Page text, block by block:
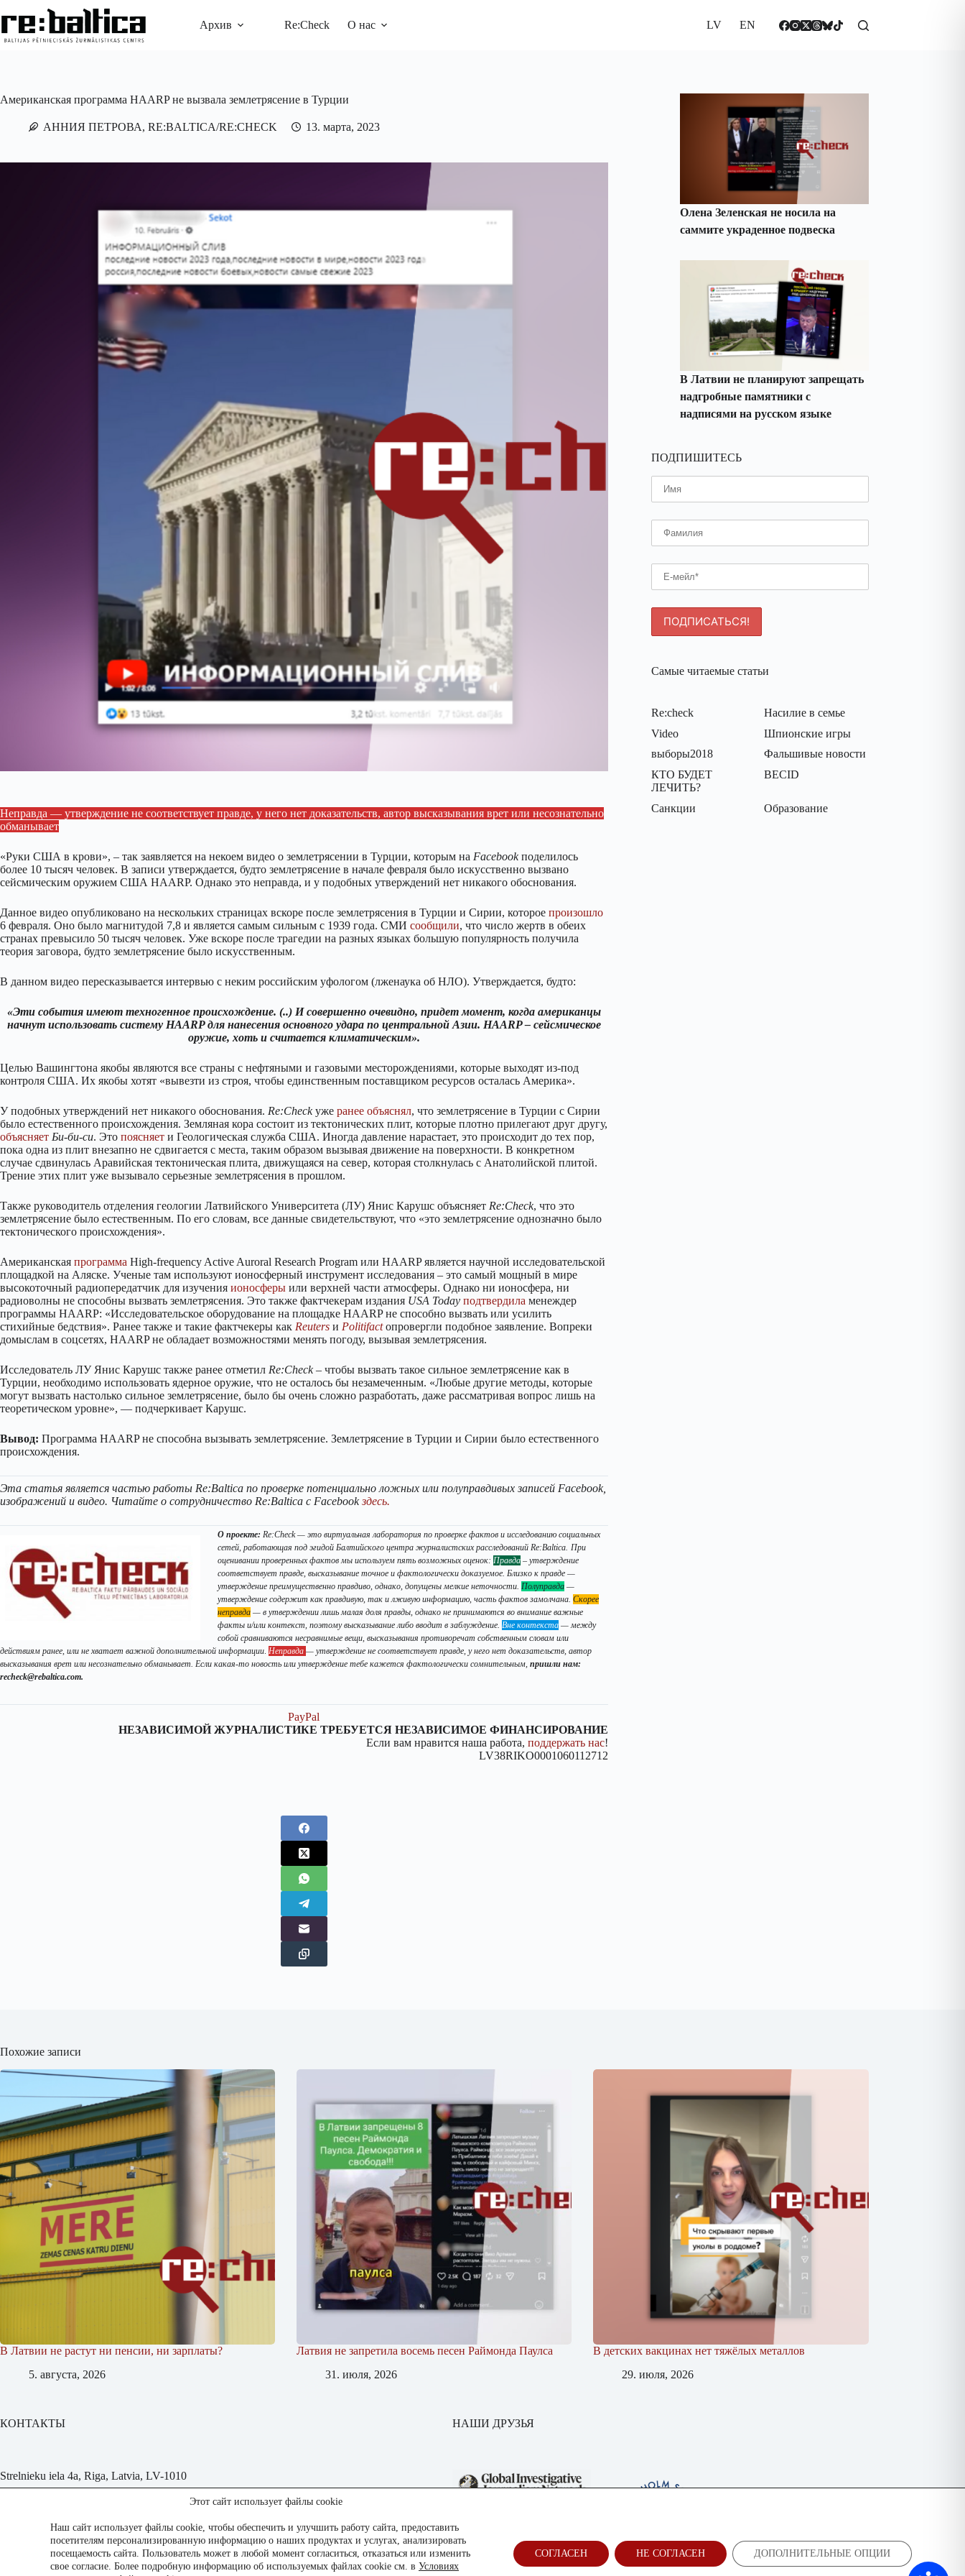
к
сути
Архив Re:Check О нас LV EN
Американская программа HAARP не вызвала землетрясение в Турции
АННИЯ ПЕТРОВА, RE:BALTICA/RE:CHECK 13. марта, 2023
Неправда — утверждение не соответствует правде, у него нет доказательств, автор высказывания врет или несознательно
обманывает
«Руки США в крови», – так заявляется на некоем видео о землетрясении в Турции, которым на Facebookподелилось
более 10 тысяч человек. В записи утверждается, будто землетрясение в начале февраля было искусственно вызвано
сейсмическим оружием США HAARP. Однако это неправда, и у подобных утверждений нет никакого обоснования.
Данное видео опубликовано на нескольких страницах вскоре после землетрясения в Турции и Сирии, которое произошло
6 февраля. Оно было магнитудой 7,8 и является самым сильным с 1939 года. СМИ сообщили, что число жертв в обеих
странах превысило 50 тысяч человек. Уже вскоре после трагедии на разных языках большую популярность получила
теория заговора, будто землетрясение было искусственным.
В данном видео пересказывается интервью с неким российским уфологом (лженаука об НЛО). Утверждается, будто:
«Эти события имеют техногенное происхождение. (..) И совершенно очевидно, придет момент, когда американцы
начнут использовать систему HAARP для нанесения основного ударапо центральной Азии. HAARP – сейсмическое
оружие, хоть и считается климатическим».
Целью Вашингтона якобы являются все страны с нефтяными и газовыми месторождениями, которые выходят из-под
контроля США. Их якобы хотят «вывезти из строя, чтобы единственным поставщиком ресурсов осталась Америка».
У подобных утверждений нет никакого обоснования. Re:Checkуже ранее объяснял, что землетрясение в Турции с Сирии
было естественного происхождения. Земляная кора состоит из тектонических плит, которые плотно прилегают друг другу,
объясняет Би-би-си. Это поясняет и Геологическая служба США. Иногда давление нарастает, это происходит до тех пор,
пока одна из плит внезапно не сдвигается с места, таким образом вызывая движение на поверхности. В конкретном
случае сдвинулась Аравийская тектоническая плита, движущаяся на север, которая столкнулась с Анатолийской плитой.
Трение этих плит уже вызывало серьезные землетрясения в прошлом.
Также руководитель отделения геологии Латвийского Университета (ЛУ) Янис Карушс объясняет Re:Check, что это
землетрясение было естественным. По его словам, все данные свидетельствуют, что «это землетрясение однозначно было
тектонического происхождения».
Американская программа High-frequency Active Auroral Research Program или HAARP является научной исследовательской
площадкой на Аляске. Ученые там используют ионосферный инструмент исследования – это самый мощный в мире
высокоточный радиопередатчик для изучения ионосферы или верхней части атмосферы. Однако ни ионосфера, ни
радиоволны не способны вызвать землетрясения. Это также фактчекерам издания USA Today подтвердила менеждер
программы HAARP: «Исследовательское оборудование на площадке HAARP не способно вызвать или усилить
стихийные бедствия». Ранее также и такие фактчекеры как Reuters и Politifact опровергли подобное заявление. Вопреки
домыслам в соцсетях, HAARP не обладает возможностями менять погоду, вызывая землетрясения.
Исследователь ЛУ Янис Карушс также ранее отметил Re:Check– чтобы вызвать такое сильное землетрясение как в
Турции, необходимо использовать ядерное оружие, что не осталось бы незамеченным. «Любые другие методы, которые
могут вызвать настолько сильное землетрясение, было бы очень сложно разработать, даже рассматривая вопрос лишь на
теоретическом уровне», — подчеркивает Кaрушс.
Вывод: Программа HAARP не способна вызывать землетрясение. Землетрясение в Турции и Сирии было естественного
происхождения.
Эта статья является частью работы Re:Baltica по проверке потенциально ложных или полуправдивых записей Facebook,
изображений и видео. Читайте о сотрудничество Re:Baltica с Facebookздесь.
О проекте: Re:Check — это виртуальная лаборатория по проверке фактов и исследованию социальных
сетей, работающая под эгидой Балтийского центра журналистских расследований Re:Baltica. При
оценивании проверенных фактов мы используем пять возможных оценок: Правда – утверждение
соответствует правде, высказывание точное и фактологически доказуемое. Близко к правде —
утверждение преимущественно правдиво, однако, допущены мелкие неточности. Полуправда —
утверждение содержит как правдивую, так и лживую информацию, часть фактов замолчана. Скорее
неправда — в утверждении лишь малая доля правды, однако не принимаются во внимание важные
факты и/или контекст, поэтому высказывание либо вводит в заблуждение. Вне контекста — между
собой сравниваются несравнимые вещи, высказывания противоречат собственным словам или
действиям ранее, или не хватает важной дополнительной информации Неправда — утверждение не соответствует правде, у него нет доказательств, автор
высказывания врет или несознательно обманывает. Если какая-то новость или утверждение тебе кажется фактологически сомнительным, пришли нам:
recheck@rebaltica.com.
PayPal
НЕЗАВИСИМОЙ ЖУРНАЛИСТИКЕ ТРЕБУЕТСЯ НЕЗАВИСИМОЕ ФИНАНСИРОВАНИЕ
Если вам нравится наша работа, поддержать нас!
LV38RIKO0001060112712
Олена Зеленская не носила на
саммите украденное подвеска
В Латвии не планируют запрещать
надгробные памятники с
надписями на русском языке
ПОДПИШИТЕСЬ
Самые читаемые статьи
Re:check
Насилие в семье
Video
Шпионские игры
выборы2018
Фальшивые новости
КТО БУДЕТ
ЛЕЧИТЬ?
BECID
Санкции Oбразование
Похожие записи
В Латвии не растут ни пенсии, ни зарплаты?
5. августа, 2026
Латвия не запретила восемь песен Раймонда Паулса
31. июля, 2026
В детских вакцинах нет тяжёлых металлов
29. июля, 2026
КОНТАКТЫ
Strelnieku iela 4a, Riga, Latvia, LV-1010
Политика конфиденциальности
НАШИ ДРУЗЬЯ
Этот сайт использует файлы cookie
Наш сайт использует файлы cookie, чтобы обеспечить и улучшить работу сайта, предоставить
посетителям персонализированную информацию о наших продуктах и услугах, анализировать
посещаемость сайта. Пользователь может в любой момент согласиться, отказаться или изменить
свое согласие. Более подробную информацию об используемых файлах cookie см. в Условиях
СОГЛАСЕН НЕ СОГЛАСЕН ДОПОЛНИТЕЛЬНЫЕ ОПЦИИ